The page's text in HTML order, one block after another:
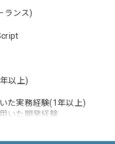
ランス)
以上)
た実務経験(1年以上)
いた開発経験